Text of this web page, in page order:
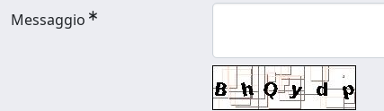
Messaggio